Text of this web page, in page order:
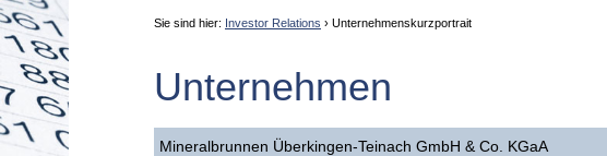
Sie sind hier: Investor Relations › Unternehmenskurzportrait
Unternehmen
Mineralbrunnen Überkingen-Teinach GmbH & Co. KGaA